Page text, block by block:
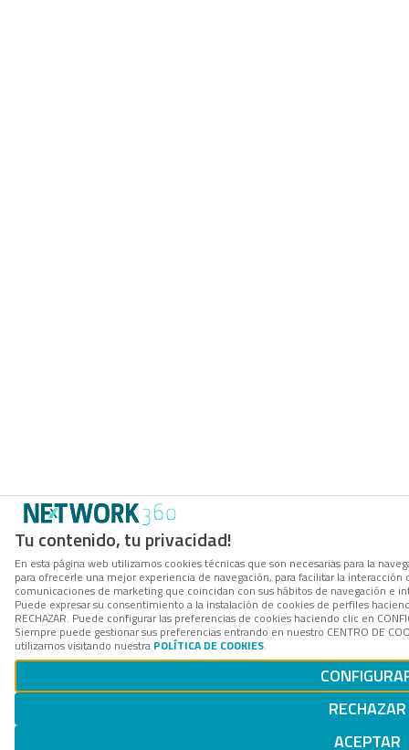
Tu contenido, tu privacidad!
En esta página web utilizamos cookies técnicas que son necesarias para la
para ofrecerle una mejor experiencia de navegación, para facilitar la
comunicaciones de marketing que coincidan con sus hábitos de navegación e
Puede expresar su consentimiento a la instalación de cookies de perfiles
RECHAZAR. Puede configurar las preferencias de cookies haciendo clic en
Siempre puede gestionar sus preferencias entrando en nuestro CENTRO DE
utilizamos visitando nuestra POLÍTICA DE COOKIES.
RECHAZAR
ACEPTAR